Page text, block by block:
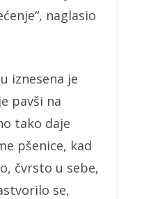
naglasio
iznesena je
pavši na
tako daje
pšenice, kad
čvrsto u sebe,
se,